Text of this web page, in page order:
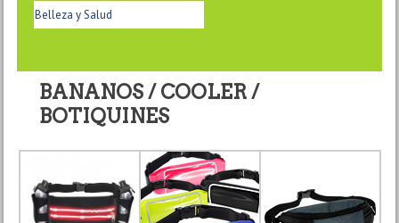
Belleza y Salud
BANANOS / COOLER /
BOTIQUINES